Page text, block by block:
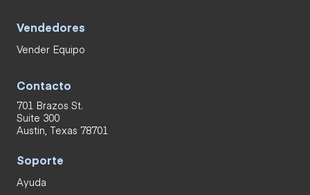
Vendedores
Vender Equipo
Contacto
701 Brazos St.
Suite 300
Austin, Texas 78701
Soporte
Ayuda